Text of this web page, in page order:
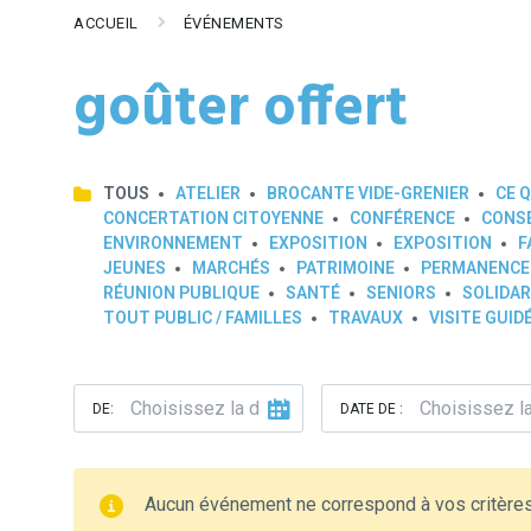
ACCUEIL ÉVÉNEMENTS
goûter offert
TOUS ATELIER BROCANTE VIDE-GRENIER CE
CONCERTATION CITOYENNE
CONFÉRENCE
ENVIRONNEMENT
EXPOSITION EXPOSITION
JEUNES
MARCHÉS PATRIMOINE
RÉUNION PUBLIQUE
SANTÉ SENIORS
TOUT PUBLIC / FAMILLES
TRAVAUX VISITE
DE: DATE DE :
Aucun événement ne correspond à vos